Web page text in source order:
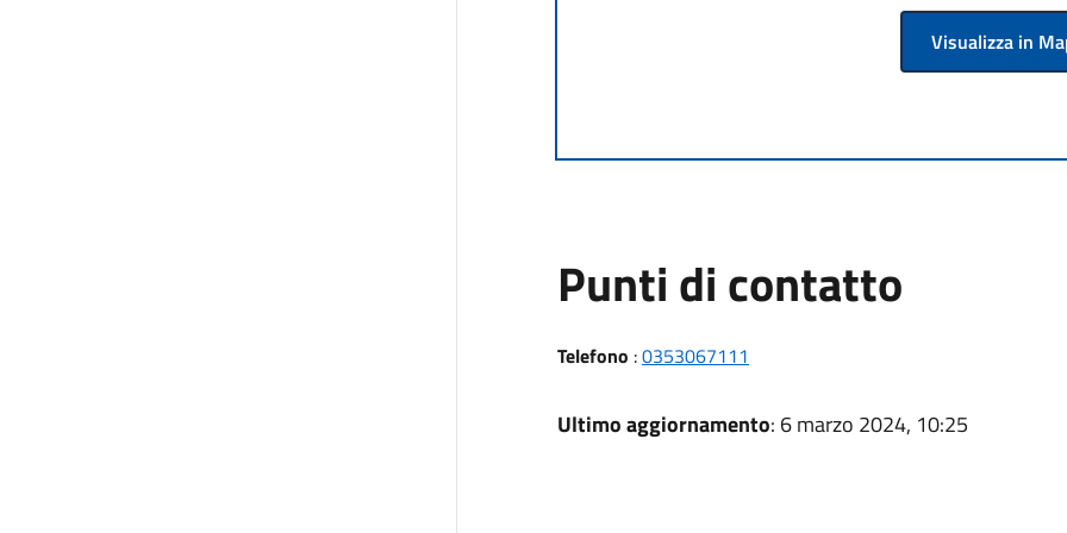
Visualizza in
Punti di contatto
Telefono :0353067111
Ultimo aggiornamento: 6 marzo 2024, 10:25